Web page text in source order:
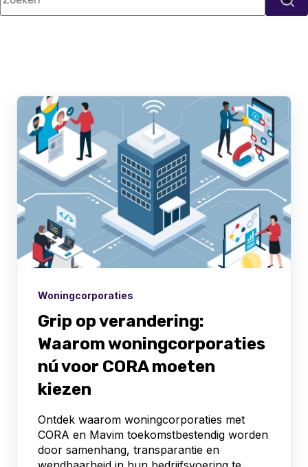
Woningcorporaties
Grip op verandering:
Waarom woningcorporaties
nú voor CORA moeten
kiezen
Ontdek waarom woningcorporaties met
CORA en Mavim toekomstbestendig worden
door samenhang, transparantie en